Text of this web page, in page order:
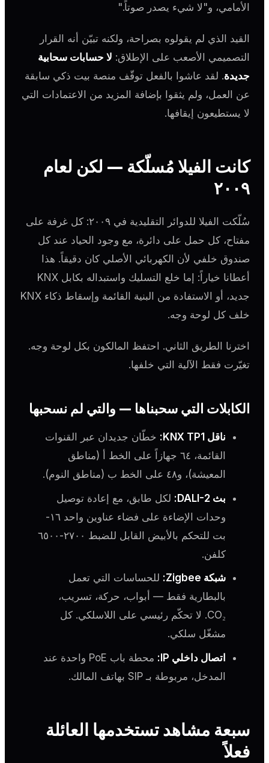
الأمامي، و"لا شيء يصدر صوتاً."
القيد الذي لم يقولوه بصراحة، ولكنه تبيّن أنه القرار
التصميمي الأصعب على الإطلاق: لا حسابات سحابية
جديدة. لقد عاشوا بالفعل توقّف منصة بيت ذكي سابقة
عن العمل، ولم يثقوا بإضافة المزيد من الاعتمادات التي
لا يستطيعون إيقافها.
كانت الفيلا مُسلّكة — لكن لعام
٢٠٠٩
سُلّكت الفيلا للدوائر التقليدية في ٢٠٠٩: كل غرفة على
مفتاح، كل حمل على دائرة، مع وجود الحياد عند كل
صندوق خلفي لأن الكهربائي الأصلي كان دقيقاً. هذا
أعطانا خياراً: إما خلع التسليك واستبداله بكابل KNX
جديد، أو الاستفادة من البنية القائمة وإسقاط ذكاء KNX
خلف كل لوحة وجه.
اخترنا الطريق الثاني. احتفظ المالكون بكل لوحة وجه.
تغيّرت فقط الآلية التي خلفها.
الكابلات التي سحبناها — والتي لم نسحبها
ناقل KNX TP1:
خطّان جديدان عبر القنوات
القائمة، ٦٤ جهازاً على الخط أ (مناطق
المعيشة)، و٤٨ على الخط ب (مناطق النوم).
بث DALI-2:
لكل طابق، مع إعادة توصيل
وحدات الإضاءة على فضاء عناوين واحد ١٦-
بت للتحكم بالأبيض القابل للضبط ٢٧٠٠-٦٥٠٠
كلفن.
شبكة Zigbee:
للحساسات التي تعمل
بالبطارية فقط — أبواب، حركة، تسريب،
CO₂. لا تحكّم رئيسي على اللاسلكي. كل
مشغّل سلكي.
اتصال داخلي IP:
محطة باب PoE واحدة عند
المدخل، مربوطة بـ SIP بهاتف المالك.
سبعة مشاهد تستخدمها العائلة
فعلاً